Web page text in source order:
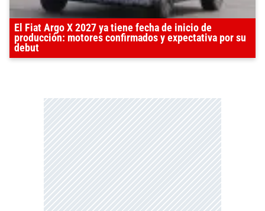
El Fiat Argo X 2027 ya tiene fecha de inicio de
producción: motores confirmados y expectativa por su
debut